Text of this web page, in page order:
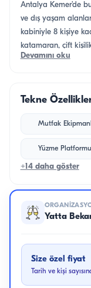
Antalya Kemer’de
ve dış yaşam
kabiniyle 8 kişiye
katamaran, çift
deneyim sağlıyor.
keşfetmek ve
her an serinliği
Devamını oku
Tekne
Mutfak
Yüzme Platformu
+14 daha göster
Yatta
Size özel fiyat
Tarih ve kişi